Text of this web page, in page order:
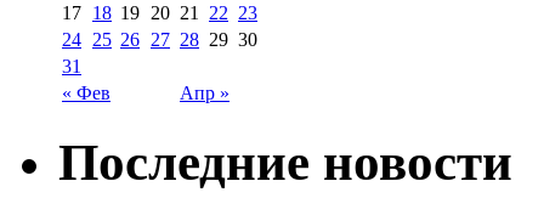
« Фев Апр »
17 18 19 20 21 22 23
24 25 26 27 28 29 30
31
Последние новости